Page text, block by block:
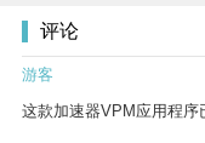
评论
游客
这款加速器VPM应用程序